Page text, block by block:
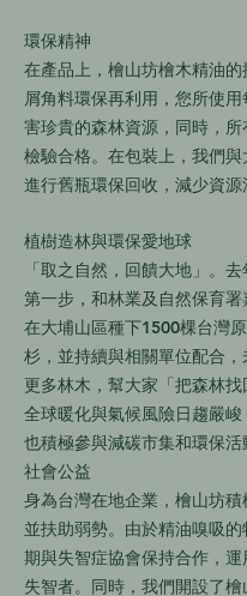
環保精神
在產品上，檜山坊檜木精油
屑角料環保再利用，您所使
害珍貴的森林資源，同時，所
檢驗合格。在包裝上，我們與
進行舊瓶環保回收，減少資源
植樹造林與環保愛地球
「取之自然，回饋大地」。
第一步，和林業及自然保育署
在大埔山區種下1500棵台灣
杉，並持續與相關單位配合
更多林木，幫大家「把森林找
全球暖化與氣候風險日趨嚴
也積極參與減碳市集和環保活
社會公益
身為台灣在地企業，檜山坊
並扶助弱勢。由於精油嗅吸
期與失智症協會保持合作，
失智者。同時，我們開設了檜